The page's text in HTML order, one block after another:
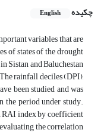
چکیده
English
variables that are
of states of the drought
Sistan and Baluchestan
rainfall deciles (DPI),
been studied and was
the period under study.
RAI index by coefficient
the correlation